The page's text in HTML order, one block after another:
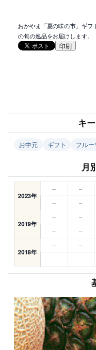
おかやま「夏の味の市」ギフ
の旬の逸品をお届けします。
印刷
キ
お中元 ギフト フルー
月
2023年
– –
–
–
2019年
– –
–
–
2018年
– –
–
–